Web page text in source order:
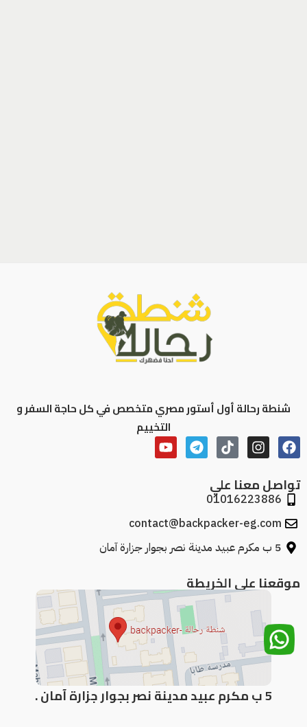
شنطة رحالة أول أستور مصري متخصص في كل حاجة السفر و
التخييم
تواصل معنا علي
01016223886
contact@backpacker-eg.com
5 ب مكرم عبيد مدينة نصر بجوار جزارة آمان
موقعنا علي الخريطة
5 ب مكرم عبيد مدينة نصر بجوار جزارة آمان .